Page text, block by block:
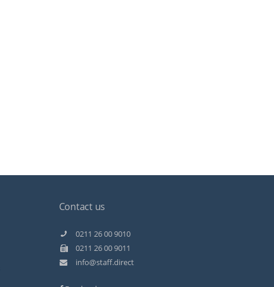
Contact us
0211 26 00 9010
0211 26 00 9011
info@staff.direct
SEHR GUT